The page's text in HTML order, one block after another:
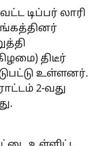
டிப்பர் லாரி
திடீர்
உள்ளனர்.
2-வது